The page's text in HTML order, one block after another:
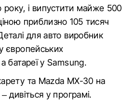
року, і випустити майже 500
приблизно 105 тисяч
для авто виробник
європейських
батареї у Samsung.
та Mazda МХ-30 на
дивіться у програмі.